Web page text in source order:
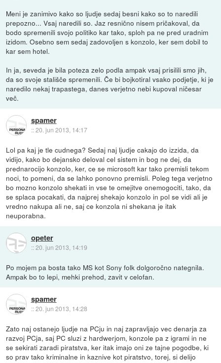
Meni je zanimivo kako so ljudje sedaj besni kako so to naredili
prepozno... Vsaj naredili so. Jaz resnično nisem pričakoval, da
bodo spremenili svojo politiko kar tako, sploh pa ne pred uradnim
izidom. Osebno sem sedaj zadovoljen s konzolo, ker sem dobil to
kar sem hotel.
In ja, seveda je bila poteza zelo podla ampak vsaj prisilili smo jih,
da so svoje stališče spremenili. Če bi bojkotiral vsako podjetje, ki je
naredilo nekaj trapastega, danes verjetno nebi kupoval ničesar
več.
spamer
::20. jun 2013, 14:17
Lol pa kaj je tle cudnega? Sedaj naj ljudje cakajo do izzida, da
vidijo, kako bo dejansko deloval cel sistem in bog ne dej, da
prednarocijo konzolo, ker, ce se microsoft kar tako premisli tekom
noci, to pomeni, da se lahko ponovno premisli. Poleg tega verjetno
bo mozno konzolo shekati in vse te omejitve onemogociti, tako, da
se splaca pocakati, da najprej shekajo konzolo in pol se vidi ali je
vredno nakupa ali ne, saj ce konzola ni shekana je itak
neuporabna.
opeter
::20. jun 2013, 14:19
Po mojem pa bosta tako MS kot Sony folk dolgoročno nategnila.
Ampak bo to lepi, mehki prehod, zavit v celofan.
spamer
::20. jun 2013, 14:28
Zato naj ostanejo ljudje na PCju in naj zapravljajo vec denarja za
razvoj PCja, saj PC sluzi z hardwerjom, konzole pa z igrami in ne
se sekirati zaradi piratstva, ker itak imajo oni ze tajne pogodbe, ki
so prav tako kriminalne in kaznive kot piratstvo, torej, si delijo